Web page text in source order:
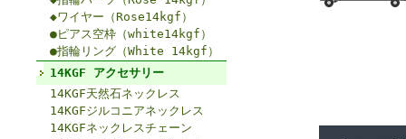
◆ワイヤー（Rose14kgf）
●ピアス空枠（white14kgf）
●指輪リング（White 14kgf）
14KGF アクセサリー
14KGF天然石ネックレス
14KGFジルコニアネックレス
14KGFネックレスチェーン